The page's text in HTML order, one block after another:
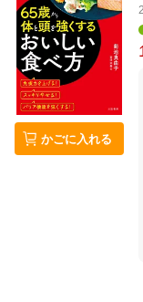
かごに入れる